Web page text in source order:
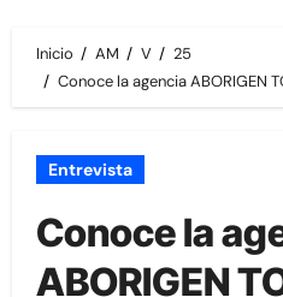
Inicio AM V
25
Conoce la agencia ABORIGEN
Entrevista
Conoce la
ABORIGEN